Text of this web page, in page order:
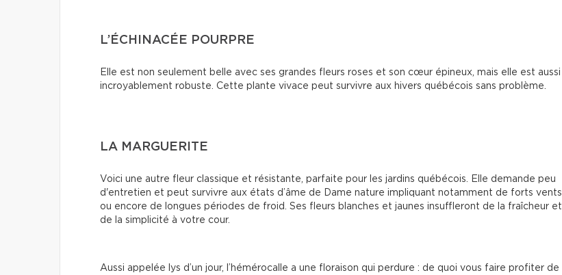
L’ÉCHINACÉE POURPRE
Elle est non seulement belle avec ses grandes fleurs roses et son cœur épineux, mais elle est aussi
incroyablement robuste. Cette plante vivace peut survivre aux hivers québécois sans problème.
LA MARGUERITE
Voici une autre fleur classique et résistante, parfaite pour les jardins québécois. Elle demande peu
d'entretien et peut survivre aux états d’âme de Dame nature impliquant notamment de forts vents
ou encore de longues périodes de froid. Ses fleurs blanches et jaunes insuffleront de la fraîcheur et
de la simplicité à votre cour.
Aussi appelée lys d’un jour, l’hémérocalle a une floraison qui perdure : de quoi vous faire profiter de